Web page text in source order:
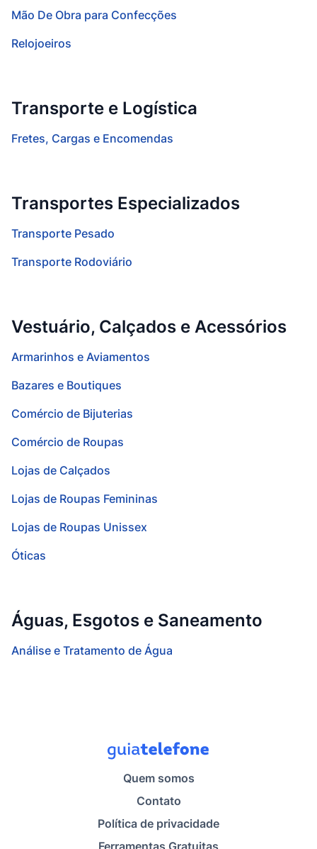
Mão De Obra para Confecções
Relojoeiros
Transporte e Logística
Fretes, Cargas e Encomendas
Transportes Especializados
Transporte Pesado
Transporte Rodoviário
Vestuário, Calçados e Acessórios
Armarinhos e Aviamentos
Bazares e Boutiques
Comércio de Bijuterias
Comércio de Roupas
Lojas de Calçados
Lojas de Roupas Femininas
Lojas de Roupas Unissex
Óticas
Águas, Esgotos e Saneamento
Análise e Tratamento de Água
Quem somos
Contato
Política de privacidade
Ferramentas Gratuitas